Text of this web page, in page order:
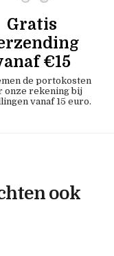
Gratis
€15
de portokosten
onze rekening bij
vanaf 15 euro.
ook